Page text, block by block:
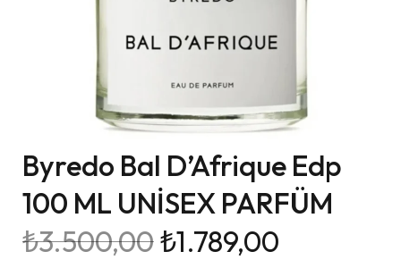
Byredo Bal D’Afrique Edp
100 ML UNİSEX PARFÜM
₺3.500,00₺1.789,00